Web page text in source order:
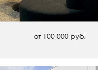
от 100 000 руб.